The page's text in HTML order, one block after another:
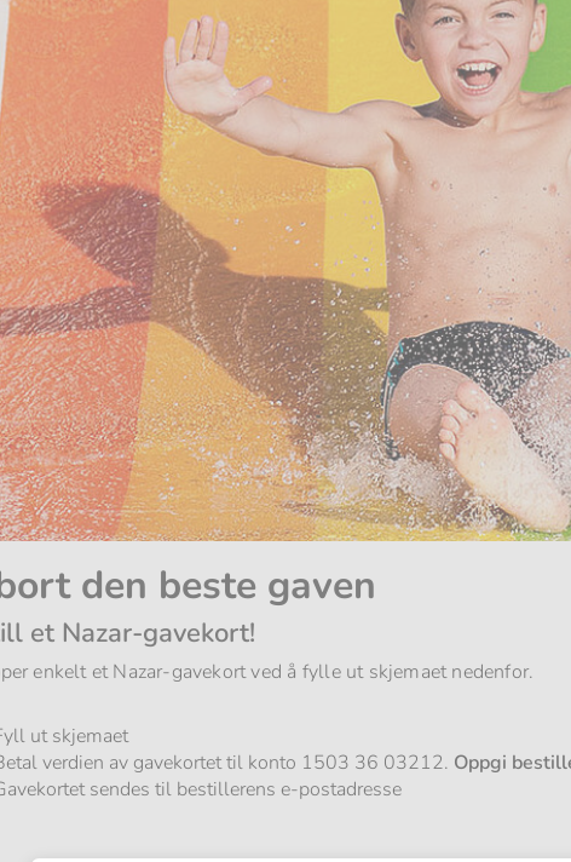
den beste gaven
et Nazar-gavekort!
enkelt et Nazar-gavekort ved å fylle ut skjemaet nedenfor.
ut skjemaet
verdien av gavekortet til konto 1503 36 03212. Oppgi
sendes til bestillerens e-postadresse